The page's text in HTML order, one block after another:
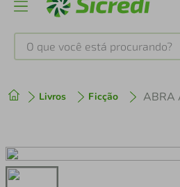
O que você está procurando?
Livros Ficção
2º cafeteira